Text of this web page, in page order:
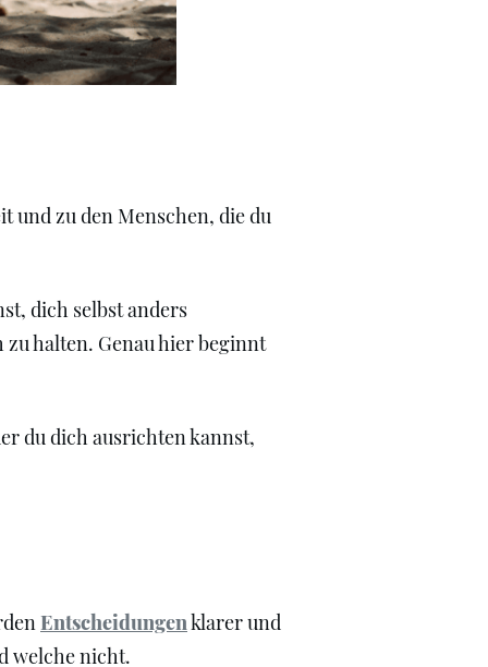
und zu den Menschen, die du
dich selbst anders
halten. Genau hier beginnt
du dich ausrichten kannst,
Entscheidungenklarer und
welche nicht.